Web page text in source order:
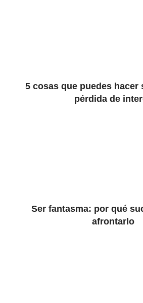
5 cosas que puedes hacer
pérdida de
Ser fantasma: por qué
afrontarlo